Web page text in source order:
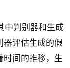
中判别器和生成
器评估生成的假
时间的推移，生